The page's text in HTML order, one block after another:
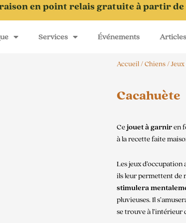
en point relais gratuite à partir de
Services Événements
Accueil/Chiens/
Cacahuète
Cejouet à garniren
à la recette faite
Les jeux
ils leur permettent de
stimulera
pluvieuses. Il
se trouve à l’intérieur